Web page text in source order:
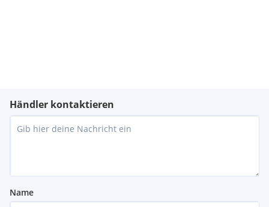
Händler kontaktieren
Name